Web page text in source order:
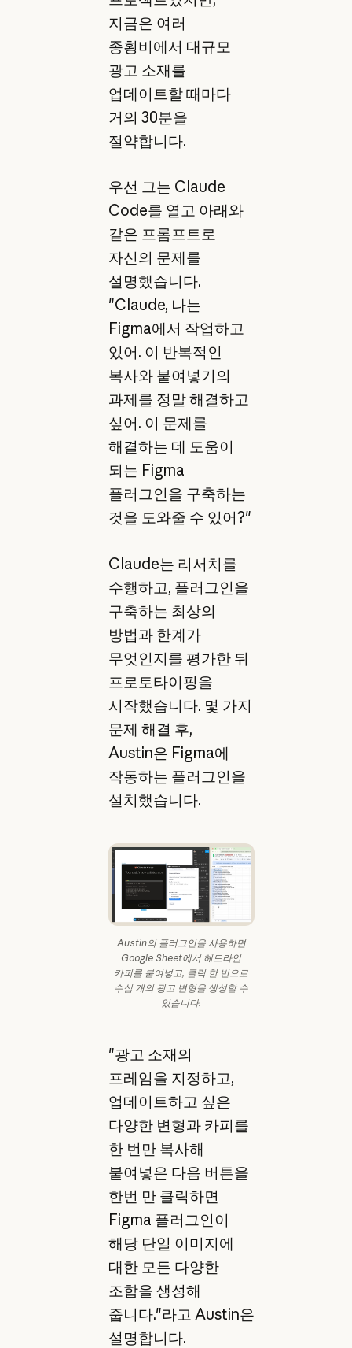
지금은 여러
종횡비에서 대규모
광고 소재를
업데이트할 때마다
거의 30분을
절약합니다.
우선 그는 Claude
Code를 열고 아래와
같은 프롬프트로
자신의 문제를
설명했습니다.
"Claude, 나는
Figma에서 작업하고
있어. 이 반복적인
복사와 붙여넣기의
과제를 정말 해결하고
싶어. 이 문제를
해결하는 데 도움이
되는 Figma
플러그인을 구축하는
것을 도와줄 수 있어?"
Claude는 리서치를
수행하고, 플러그인을
구축하는 최상의
방법과 한계가
무엇인지를 평가한 뒤
프로토타이핑을
시작했습니다. 몇 가지
문제 해결 후,
Austin은 Figma에
작동하는 플러그인을
설치했습니다.
Austin의 플러그인을 사용하면
Google Sheet에서 헤드라인
카피를 붙여넣고, 클릭 한 번으로
수십 개의 광고 변형을 생성할 수
있습니다.
"광고 소재의
프레임을 지정하고,
업데이트하고 싶은
다양한 변형과 카피를
한 번만 복사해
붙여넣은 다음 버튼을
한번 만 클릭하면
Figma 플러그인이
해당 단일 이미지에
대한 모든 다양한
조합을 생성해
줍니다."라고 Austin은
설명합니다.